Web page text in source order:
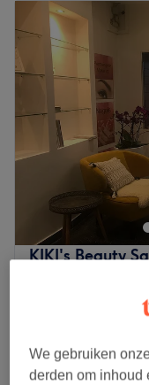
KIKI's Beauty
Historisch
Laat zien op de
40 min
We gebruiken
derden om inhoud